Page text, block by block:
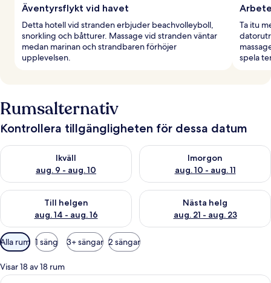
Äventyrsflykt vid havet
Detta hotell vid stranden erbjuder beachvolleyboll,
snorkling och båtturer. Massage vid stranden väntar
medan marinan och strandbaren förhöjer
upplevelsen.
Ta itu
spela
Rumsalternativ
Kontrollera tillgängligheten för dessa datum
Ikväll
aug. 9 - aug. 10
Kontrollera tillgängligheten för ikväll aug. 9 - aug. 10
Imorgon
aug. 10 - aug. 11
Kontrollera tillgängligheten
Till helgen
aug. 14 - aug. 16
Kontrollera tillgängligheten för den här helgen aug. 14 - aug.
Nästa helg
aug. 21 - aug. 23
Kontrollera tillgängligheten
Tillgängliga
filter
för
rum
Alla rum 1 säng 3+ sängar 2 sängar
Visar 18 av 18 rum